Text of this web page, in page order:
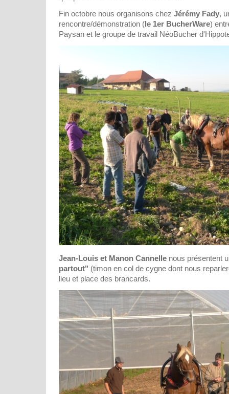
Fin octobre nous organisons chez Jérémy Fady,
rencontre/démonstration (le 1er BucherWare)
Paysan et le groupe de travail NéoBucher
Jean-Louis et Manon Cannelle nous présentent
partout" (timon en col de cygne dont nous
lieu et place des brancards.